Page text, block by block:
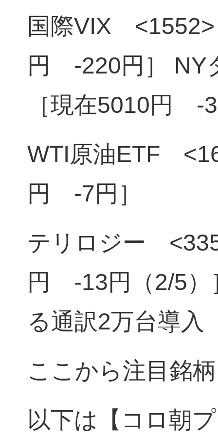
国際VIX <1552>
円 -220円］
［現在5010円 -
WTI原油ETF
円 -7円］
テリロジー
円 -13円（2/5）
る通訳2万台導入
ここから注目銘柄
以下は【コロ朝